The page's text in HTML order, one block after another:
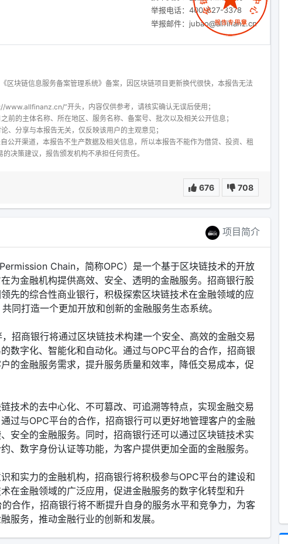
举报电话：400-827-3378
举报邮件：jubao@allfinanz.cn
区块链信息服务备案管理系统》备案，因区块链项目更新换代很快，本报告无法
www.allfinanz.cn/”开头，内容仅供参考，请核实确认无误后使用；
前的主体名称、所在地区、服务名称、备案号、批次以及相关公开信息；
、分享与本报告无关，仅反映该用户的主观意见；
公开渠道，本报告不生产数据及相关信息，所以本报告不能作为借贷、投资、租
决策建议，报告颁发机构不承担任何责任。
676 708
项目简介
Chain，简称OPC）是一个基于区块链技术的开放
为金融机构提供高效、安全、透明的金融服务。招商银行股
先的综合性商业银行，积极探索区块链技术在金融领域的应
同打造一个更加开放和创新的金融服务生态系统。
招商银行将通过区块链技术构建一个安全、高效的金融交易
数字化、智能化和自动化。通过与OPC平台的合作，招商银
的金融服务需求，提升服务质量和效率，降低交易成本，促
技术的去中心化、不可篡改、可追溯等特点，实现金融交易
过与OPC平台的合作，招商银行可以更好地管理客户的金融
安全的金融服务。同时，招商银行还可以通过区块链技术实
、数字身份认证等功能，为客户提供更加全面的金融服务。
和实力的金融机构，招商银行将积极参与OPC平台的建设和
在金融领域的广泛应用，促进金融服务的数字化转型和升
合作，招商银行将不断提升自身的服务水平和竞争力，为客
服务，推动金融行业的创新和发展。